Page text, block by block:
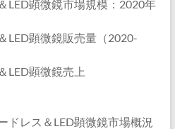
LED顕微鏡市場規模：2020年
LED顕微鏡販売量（2020-
LED顕微鏡売上
ドレス＆LED顕微鏡市場概況